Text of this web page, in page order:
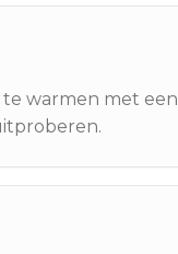
warmen met